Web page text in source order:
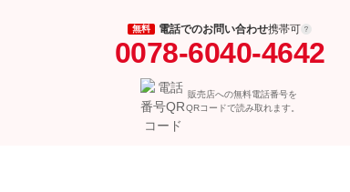
無料 電話でのお問い合わせ携帯可
0078-6040-4642
販売店への無料電話番号を
QRコードで読み取れます。